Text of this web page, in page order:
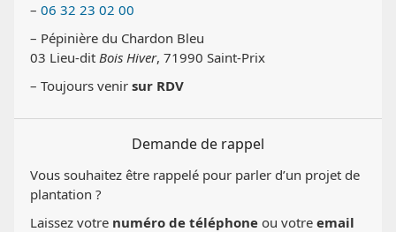
– 06 32 23 02 00
– Pépinière du Chardon Bleu
03 Lieu-dit Bois Hiver, 71990 Saint-Prix
– Toujours venir sur RDV
Demande de rappel
Vous souhaitez être rappelé pour parler d’un projet de
plantation ?
Laissez votre numéro de téléphone ou votre email